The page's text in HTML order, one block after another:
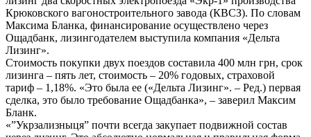
Крюковского вагоностроительного завода (КВСЗ). По словам
Максима Бланка, финансирование осуществлено через
Ощадбанк, лизингодателем выступила компания «Дельта
Лизинг».
Стоимость покупки двух поездов составила 400 млн грн, срок
лизинга – пять лет, стоимость – 20% годовых, страховой
тариф – 1,18%. «Это была ее («Дельта Лизинг». – Ред.) первая
сделка, это было требование Ощадбанка», – заверил Максим
Бланк.
«”Укрзализныця” почти всегда закупает подвижной состав